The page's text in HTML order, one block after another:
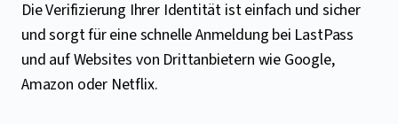
Die Verifizierung Ihrer Identität ist einfach und sicher
und sorgt für eine schnelle Anmeldung bei LastPass
und auf Websites von Drittanbietern wie Google,
Amazon oder Netflix.